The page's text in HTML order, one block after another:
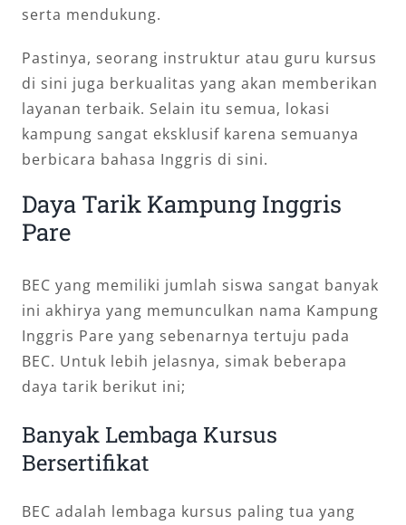
serta mendukung.
Pastinya, seorang instruktur atau guru kursus
di sini juga berkualitas yang akan memberikan
layanan terbaik. Selain itu semua, lokasi
kampung sangat eksklusif karena semuanya
berbicara bahasa Inggris di sini.
Daya Tarik Kampung Inggris
Pare
BEC yang memiliki jumlah siswa sangat banyak
ini akhirya yang memunculkan nama Kampung
Inggris Pare yang sebenarnya tertuju pada
BEC. Untuk lebih jelasnya, simak beberapa
daya tarik berikut ini;
Banyak Lembaga Kursus
Bersertifikat
BEC adalah lembaga kursus paling tua yang